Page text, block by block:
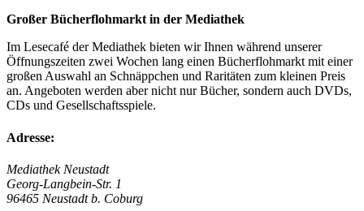
Großer Bücherflohmarkt in der Mediathek
Im Lesecafé der Mediathek bieten wir Ihnen während unserer
Öffnungszeiten zwei Wochen lang einen Bücherflohmarkt mit einer
großen Auswahl an Schnäppchen und Raritäten zum kleinen Preis
an. Angeboten werden aber nicht nur Bücher, sondern auch DVDs,
CDs und Gesellschaftsspiele.
Adresse:
Mediathek Neustadt
Georg-Langbein-Str. 1
96465 Neustadt b. Coburg